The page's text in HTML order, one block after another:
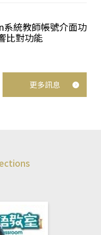
統教師帳號介面功
比對功能
更多訊息